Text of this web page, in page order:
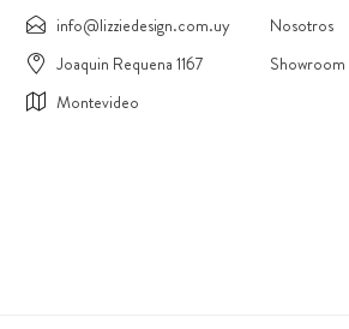
info@lizziedesign.com.uy
Joaquin Requena 1167
Montevideo
Nosotros
Showroom